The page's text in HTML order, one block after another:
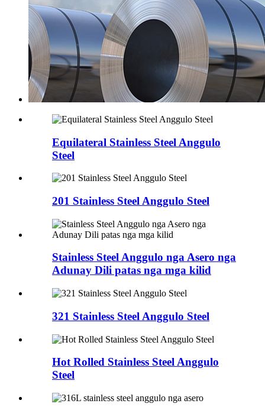
Equilateral Stainless Steel Anggulo
Steel
201 Stainless Steel Anggulo Steel
Stainless Steel Anggulo nga Asero nga
Adunay Dili patas nga mga kilid
321 Stainless Steel Anggulo Steel
Hot Rolled Stainless Steel Anggulo
Steel